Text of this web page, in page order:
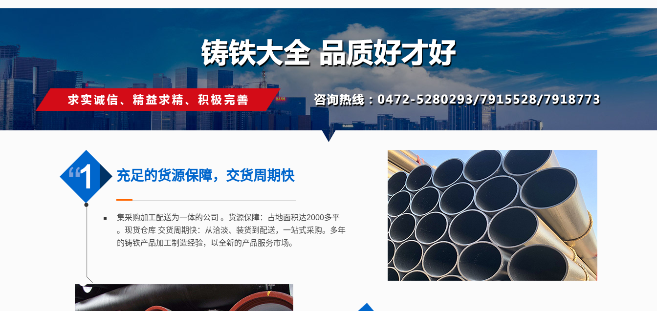
充足的货源保障，交货周期快
集采购加工配送为一体的公司 。货源保障：占地面积达2000多平
。现货仓库 交货周期快：从洽淡、装货到配送，一站式采购。多年
的铸铁产品加工制造经验，以全新的产品服务市场。